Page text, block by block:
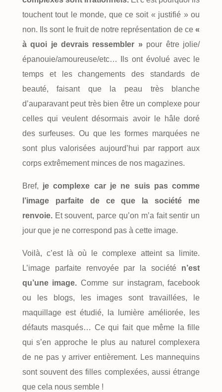
touchent tout le monde, que ce soit « justifié » ou
non. Ils sont le fruit de notre représentation de ce«
à quoi je devrais ressembler »pour être jolie/
épanouie/amoureuse/etc… Ils ont évolué avec le
temps et les changements des standards de
beauté, faisant que la peau très blanche
d’auparavant peut très bien être un complexe pour
celles qui veulent désormais avoir le hâle doré
des surfeuses. Ou que les formes marquées ne
sont plus valorisées aujourd’hui par rapport aux
corps extrêmement minces de nos magazines.
Bref, je complexe car je ne suis pas comme
l’image parfaite de ce que la société me
renvoie. Et souvent, parce qu’on m’a fait sentir un
jour que je ne correspond pas à cette image.
Voilà, c’est là où le complexe atteint sa limite.
L’image parfaite renvoyée par la société n’est
qu’une image. Comme sur instagram, facebook
ou les blogs, les images sont travaillées, le
maquillage est étudié, la lumière améliorée, les
défauts masqués… Ce qui fait que même la fille
qui s’en approche le plus au naturel complexera
de ne pas y arriver entièrement. Les mannequins
sont souvent des filles complexées, aussi étrange
que cela nous semble !